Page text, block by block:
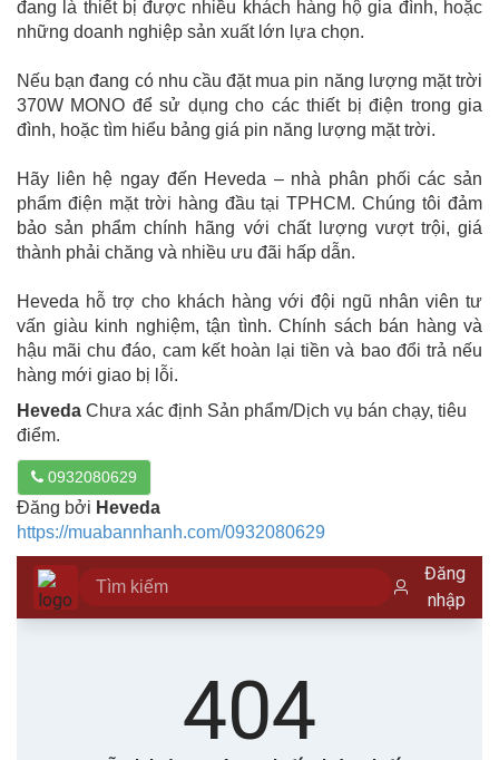
đang là thiết bị được nhiều khách hàng hộ gia đình, hoặc
những doanh nghiệp sản xuất lớn lựa chọn.
Nếu bạn đang có nhu cầu đặt mua pin năng lượng mặt trời
370W MONO để sử dụng cho các thiết bị điện trong gia
đình, hoặc tìm hiểu bảng giá pin năng lượng mặt trời.
Hãy liên hệ ngay đến Heveda – nhà phân phối các sản
phẩm điện mặt trời hàng đầu tại TPHCM. Chúng tôi đảm
bảo sản phẩm chính hãng với chất lượng vượt trội, giá
thành phải chăng và nhiều ưu đãi hấp dẫn.
Heveda hỗ trợ cho khách hàng với đội ngũ nhân viên tư
vấn giàu kinh nghiệm, tận tình. Chính sách bán hàng và
hậu mãi chu đáo, cam kết hoàn lại tiền và bao đổi trả nếu
hàng mới giao bị lỗi.
Heveda Chưa xác định Sản phẩm/Dịch vụ bán chạy, tiêu
điểm.
0932080629
Đăng bởi Heveda
https://muabannhanh.com/0932080629